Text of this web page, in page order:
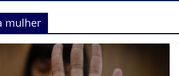
mulher